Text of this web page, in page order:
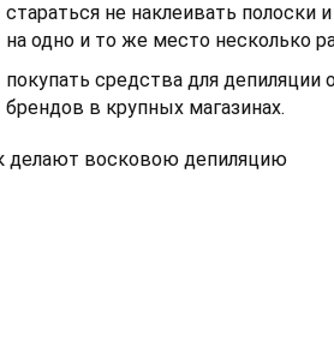
стараться не наклеивать полоски
на одно и то же место несколько
покупать средства для депиляции
брендов в крупных магазинах.